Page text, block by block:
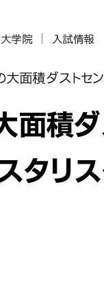
大学院 入試情報
面積ダストセ
面積
リス